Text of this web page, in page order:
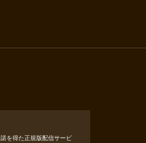
を得た正規版配信サービ